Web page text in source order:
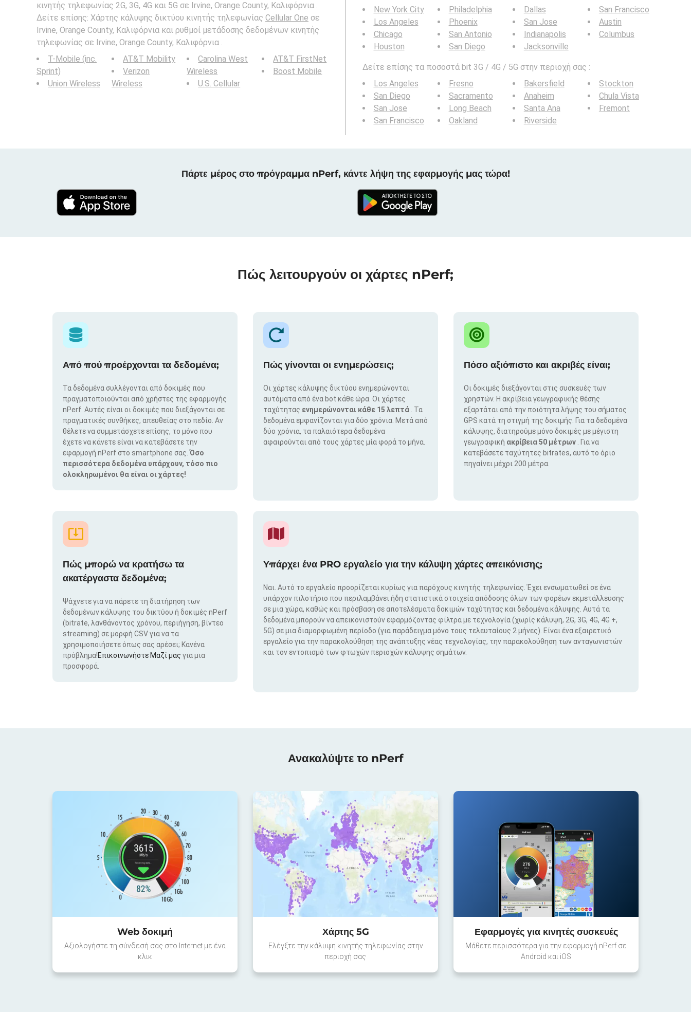
κινητής τηλεφωνίας 2G, 3G, 4G και 5G σε Irvine, Orange County, Καλιφόρνια .
Δείτε επίσης: Χάρτης κάλυψης δικτύου κινητής τηλεφωνίας Cellular One σε
Irvine, Orange County, Καλιφόρνια και ρυθμοί μετάδοσης δεδομένων κινητής
τηλεφωνίας σε Irvine, Orange County, Καλιφόρνια .
T-Mobile (inc.
Sprint)
Union Wireless
AT&T Mobility
Verizon
Wireless
Carolina West
Wireless
U.S. Cellular
AT&T FirstNet
Boost Mobile
New York City
Los Angeles
Chicago
Houston
Philadelphia
Phoenix
San Antonio
San Diego
Dallas
San Jose
Indianapolis
Jacksonville
San Francisco
Austin
Columbus
Δείτε επίσης τα ποσοστά bit 3G / 4G / 5G στην περιοχή σας :
Los Angeles
San Diego
San Jose
San Francisco
Fresno
Sacramento
Long Beach
Oakland
Bakersfield
Anaheim
Santa Ana
Riverside
Stockton
Chula Vista
Fremont
Πάρτε μέρος στο πρόγραμμα nPerf, κάντε λήψη της εφαρμογής μας τώρα!
Πώς λειτουργούν οι χάρτες nPerf;
Από πού προέρχονται τα δεδομένα;
Τα δεδομένα συλλέγονται από δοκιμές που
πραγματοποιούνται από χρήστες της εφαρμογής
nPerf. Αυτές είναι οι δοκιμές που διεξάγονται σε
πραγματικές συνθήκες, απευθείας στο πεδίο. Αν
θέλετε να συμμετάσχετε επίσης, το μόνο που
έχετε να κάνετε είναι να κατεβάσετε την
εφαρμογή nPerf στο smartphone σας.Όσο
περισσότερα δεδομένα υπάρχουν, τόσο πιο
ολοκληρωμένοι θα είναι οι χάρτες!
Πώς γίνονται οι ενημερώσεις;
Οι χάρτες κάλυψης δικτύου ενημερώνονται
αυτόματα από ένα bot κάθε ώρα. Οι χάρτες
ταχύτητας ενημερώνονται κάθε 15 λεπτά
. Τα
δεδομένα εμφανίζονται για δύο χρόνια. Μετά από
δύο χρόνια, τα παλαιότερα δεδομένα
αφαιρούνται από τους χάρτες μία φορά το μήνα.
Πόσο αξιόπιστο και ακριβές είναι;
Οι δοκιμές διεξάγονται στις συσκευές των
χρηστών. Η ακρίβεια γεωγραφικής θέσης
εξαρτάται από την ποιότητα λήψης του σήματος
GPS κατά τη στιγμή της δοκιμής. Για τα δεδομένα
κάλυψης, διατηρούμε μόνο δοκιμές με μέγιστη
γεωγραφική ακρίβεια 50 μέτρων
. Για να
κατεβάσετε ταχύτητες bitrates, αυτό το όριο
πηγαίνει μέχρι 200 μέτρα.
Πώς μπορώ να κρατήσω τα
ακατέργαστα δεδομένα;
Ψάχνετε για να πάρετε τη διατήρηση των
δεδομένων κάλυψης του δικτύου ή δοκιμές nPerf
(bitrate, λανθάνοντος χρόνου, περιήγηση, βίντεο
streaming) σε μορφή CSV για να τα
χρησιμοποιήσετε όπως σας αρέσει; Κανένα
πρόβλημα!Επικοινωνήστε Μαζί μας για μια
προσφορά.
Υπάρχει ένα PRO εργαλείο για την κάλυψη χάρτες απεικόνισης;
Ναι. Αυτό το εργαλείο προορίζεται κυρίως για παρόχους κινητής τηλεφωνίας. Έχει ενσωματωθεί σε ένα
υπάρχον πιλοτήριο που περιλαμβάνει ήδη στατιστικά στοιχεία απόδοσης όλων των φορέων εκμετάλλευσης
σε μια χώρα, καθώς και πρόσβαση σε αποτελέσματα δοκιμών ταχύτητας και δεδομένα κάλυψης. Αυτά τα
δεδομένα μπορούν να απεικονιστούν εφαρμόζοντας φίλτρα με τεχνολογία (χωρίς κάλυψη, 2G, 3G, 4G, 4G +,
5G) σε μια διαμορφωμένη περίοδο (για παράδειγμα μόνο τους τελευταίους 2 μήνες). Είναι ένα εξαιρετικό
εργαλείο για την παρακολούθηση της ανάπτυξης νέας τεχνολογίας, την παρακολούθηση των ανταγωνιστών
και τον εντοπισμό των φτωχών περιοχών κάλυψης σημάτων.
Ανακαλύψτε το nPerf
Web δοκιμή
Αξιολογήστε τη σύνδεσή σας στο Internet με ένα
κλικ
Χάρτης 5G
Ελέγξτε την κάλυψη κινητής τηλεφωνίας στην
περιοχή σας
Εφαρμογές για κινητές συσκευές
Μάθετε περισσότερα για την εφαρμογή nPerf σε
Android και iOS